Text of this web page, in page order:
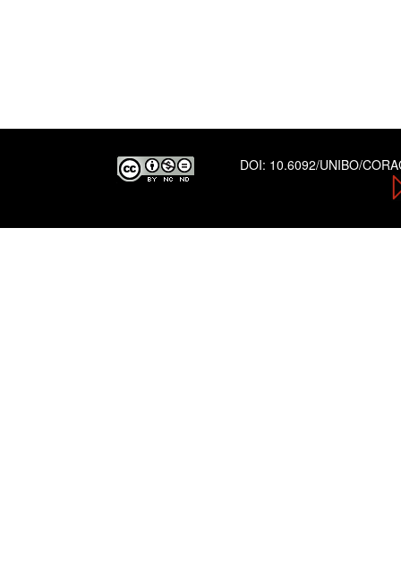
DOI: 10.6092/UNIBO/